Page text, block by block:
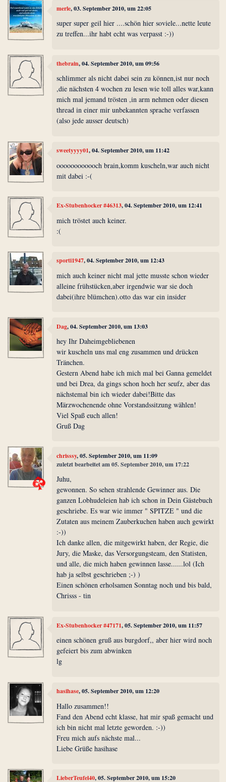
merle, 03. September 2010, um 22:05
super super geil hier ....schön hier soviele...nette leute
zu treffen...ihr habt echt was verpasst :-))
thebrain, 04. September 2010, um 09:56
schlimmer als nicht dabei sein zu können,ist nur noch
,die nächsten 4 wochen zu lesen wie toll alles war,kann
mich mal jemand trösten ,in arm nehmen oder diesen
thread in einer mir unbekannten sprache verfassen
(also jede ausser deutsch)
sweetyyyy01, 04. September 2010, um 11:42
oooooooooooch brain,komm kuscheln,war auch nicht
mit dabei :-(
Ex-Stubenhocker #46313, 04. September 2010, um 12:41
mich tröstet auch keiner.
:(
sporti1947, 04. September 2010, um 12:43
mich auch keiner nicht mal jette musste schon wieder
alleine frühstücken,aber irgendwie war sie doch
dabei(ihre blümchen).otto das war ein insider
Dag, 04. September 2010, um 13:03
hey Ihr Daheimgebliebenen
wir kuscheln uns mal eng zusammen und drücken
Tränchen.
Gestern Abend habe ich mich mal bei Ganna gemeldet
und bei Drea, da gings schon hoch her seufz, aber das
nächstemal bin ich wieder dabei!Bitte das
Märzwochenende ohne Vorstandssitzung wählen!
Viel Spaß euch allen!
Gruß Dag
chrisssy, 05. September 2010, um 11:09
zuletzt bearbeitet am 05. September 2010, um 17:22
Juhu,
gewonnen. So sehen strahlende Gewinner aus. Die
ganzen Lobhudeleien hab ich schon in Dein Gästebuch
geschriebe. Es war wie immer " SPITZE " und die
Zutaten aus meinem Zauberkuchen haben auch gewirkt
:-))
Ich danke allen, die mitgewirkt haben, der Regie, die
Jury, die Maske, das Versorgungsteam, den Statisten,
und alle, die mich haben gewinnen lasse......lol (Ich
hab ja selbst geschrieben ;-) )
Einen schönen erholsamen Sonntag noch und bis bald,
Chrisss - tin
Ex-Stubenhocker #47171, 05. September 2010, um 11:57
einen schönen gruß aus burgdorf,, aber hier wird noch
gefeiert bis zum abwinken
lg
hasihase, 05. September 2010, um 12:20
Hallo zusammen!!
Fand den Abend echt klasse, hat mir spaß gemacht und
ich bin nicht mal letzte geworden. :-))
Freu mich aufs nächste mal...
Liebe Grüße hasihase
LieberTeufel40, 05. September 2010, um 15:20